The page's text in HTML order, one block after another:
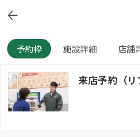
予約枠 施設詳細 店舗
来店予約（リ